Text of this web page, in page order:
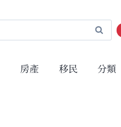
房產 移民 分類